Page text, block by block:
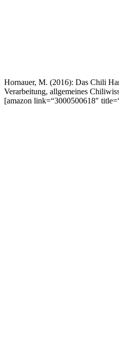
Hornauer, M. (2016): Das Chili
Verarbeitung, allgemeines
[amazon link=“3000500618″